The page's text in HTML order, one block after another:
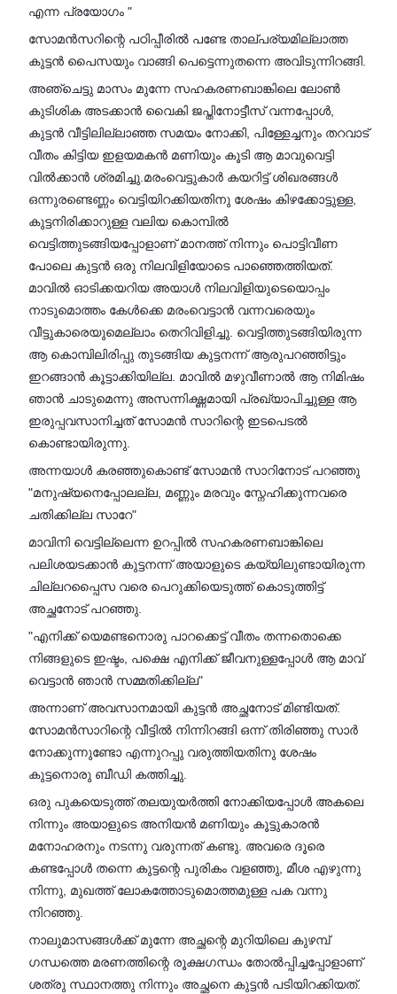
എന്ന പ്രയോഗം "
സോമൻസറിന്റെ പഠിപ്പീരിൽ പണ്ടേ താല്പര്യമില്ലാത്ത
കുട്ടൻ പൈസയും വാങ്ങി പെട്ടെന്നുതന്നെ അവിടുന്നിറങ്ങി.
അഞ്ചെട്ടു മാസം മുന്നേ സഹകരണബാങ്കിലെ ലോൺ
കുടിശിക അടക്കാൻ വൈകി ജപ്തിനോട്ടീസ് വന്നപ്പോൾ,
കുട്ടൻ വീട്ടിലില്ലാഞ്ഞ സമയം നോക്കി, പിള്ളേച്ചനും തറവാട്
വീതം കിട്ടിയ ഇളയമകൻ മണിയും കൂടി ആ മാവുവെട്ടി
വിൽക്കാൻ ശ്രമിച്ചു.മരംവെട്ടുകാർ കയറിട്ട് ശിഖരങ്ങൾ
ഒന്നുരണ്ടെണ്ണം വെട്ടിയിറക്കിയതിനു ശേഷം കിഴക്കോട്ടുള്ള,
കുട്ടനിരിക്കാറുള്ള വലിയ കൊമ്പിൽ
വെട്ടിത്തുടങ്ങിയപ്പോളാണ് മാനത്ത് നിന്നും പൊട്ടിവീണ
പോലെ കുട്ടൻ ഒരു നിലവിളിയോടെ പാഞ്ഞെത്തിയത്.
മാവിൽ ഓടിക്കയറിയ അയാൾ നിലവിളിയുടെയൊപ്പം
നാടുമൊത്തം കേൾക്കെ മരംവെട്ടാൻ വന്നവരെയും
വീട്ടുകാരെയുമെല്ലാം തെറിവിളിച്ചു. വെട്ടിത്തുടങ്ങിയിരുന്ന
ആ കൊമ്പിലിരിപ്പു തുടങ്ങിയ കുട്ടനന്ന് ആരുപറഞ്ഞിട്ടും
ഇറങ്ങാൻ കൂട്ടാക്കിയില്ല. മാവിൽ മഴുവീണാൽ ആ നിമിഷം
ഞാൻ ചാടുമെന്നു അസന്നിഗ്ദ്ധമായി പ്രഖ്യാപിച്ചുള്ള ആ
ഇരുപ്പവസാനിച്ചത് സോമൻ സാറിന്റെ ഇടപെടൽ
കൊണ്ടായിരുന്നു.
അന്നയാൾ കരഞ്ഞുകൊണ്ട് സോമൻ സാറിനോട് പറഞ്ഞു
"മനുഷ്യനെപ്പോലല്ല, മണ്ണും മരവും സ്നേഹിക്കുന്നവരെ
ചതിക്കില്ല സാറേ"
മാവിനി വെട്ടില്ലെന്ന ഉറപ്പിൽ സഹകരണബാങ്കിലെ
പലിശയടക്കാൻ കുട്ടനന്ന് അയാളുടെ കയ്യിലുണ്ടായിരുന്ന
ചില്ലറപ്പൈസ വരെ പെറുക്കിയെടുത്ത് കൊടുത്തിട്ട്
അച്ഛനോട് പറഞ്ഞു.
"എനിക്ക് യെമണ്ടനൊരു പാറക്കെട്ട് വീതം തന്നതൊക്കെ
നിങ്ങളുടെ ഇഷ്ടം, പക്ഷെ എനിക്ക് ജീവനുള്ളപ്പോൾ ആ മാവ്
വെട്ടാൻ ഞാൻ സമ്മതിക്കില്ല"
അന്നാണ് അവസാനമായി കുട്ടൻ അച്ഛനോട് മിണ്ടിയത്.
സോമൻസാറിന്റെ വീട്ടിൽ നിന്നിറങ്ങി ഒന്ന് തിരിഞ്ഞു സാർ
നോക്കുന്നുണ്ടോ എന്നുറപ്പു വരുത്തിയതിനു ശേഷം
കുട്ടനൊരു ബീഡി കത്തിച്ചു.
ഒരു പുകയെടുത്ത് തലയുയർത്തി നോക്കിയപ്പോൾ അകലെ
നിന്നും അയാളുടെ അനിയൻ മണിയും കൂട്ടുകാരൻ
മനോഹരനും നടന്നു വരുന്നത് കണ്ടു. അവരെ ദൂരെ
കണ്ടപ്പോൾ തന്നെ കുട്ടന്റെ പുരികം വളഞ്ഞു, മീശ എഴുന്നു
നിന്നു, മുഖത്ത് ലോകത്തോടുമൊത്തമുള്ള പക വന്നു
നിറഞ്ഞു.
നാലുമാസങ്ങൾക്ക് മുന്നേ അച്ഛന്റെ മുറിയിലെ കുഴമ്പ്
ഗന്ധത്തെ മരണത്തിന്റെ രൂക്ഷഗന്ധം തോൽപ്പിച്ചപ്പോളാണ്
ശത്രു സ്ഥാനത്തു നിന്നും അച്ഛനെ കുട്ടൻ പടിയിറക്കിയത്.